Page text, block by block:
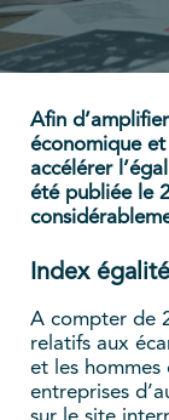
Afin
économique
accélérer
été publiée le
Index
A compter de
relatifs aux
et les
entreprises